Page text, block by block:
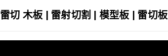
切 木板 | 雷射切割 | 模型板 | 雷切板